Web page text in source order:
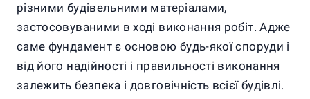
різними будівельними матеріалами,
застосовуваними в ході виконання робіт. Адже
саме фундамент є основою будь-якої споруди і
від його надійності і правильності виконання
залежить безпека і довговічність всієї будівлі.